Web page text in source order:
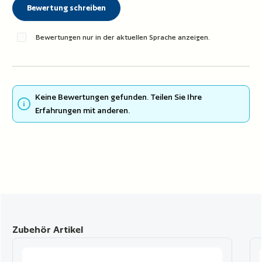
Bewertung schreiben
Bewertungen nur in der aktuellen Sprache anzeigen.
Keine Bewertungen gefunden. Teilen Sie Ihre
Erfahrungen mit anderen.
Produktgalerie überspringen
Zubehör Artikel